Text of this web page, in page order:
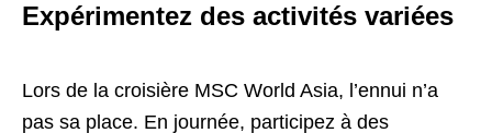
Expérimentez des activités variées
Lors de la croisière MSC World Asia, l’ennui n’a
pas sa place. En journée, participez à des